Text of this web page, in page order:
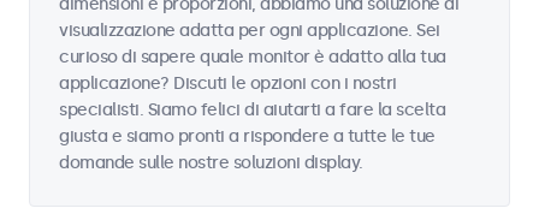
dimensioni e proporzioni, abbiamo una soluzione di
visualizzazione adatta per ogni applicazione. Sei
curioso di sapere quale monitor è adatto alla tua
applicazione? Discuti le opzioni con i nostri
specialisti. Siamo felici di aiutarti a fare la scelta
giusta e siamo pronti a rispondere a tutte le tue
domande sulle nostre soluzioni display.